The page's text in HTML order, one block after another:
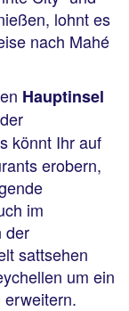
lohnt es
nach Mahé
Hauptinsel
der
könnt Ihr auf
erobern,
im
der
sattsehen
um ein